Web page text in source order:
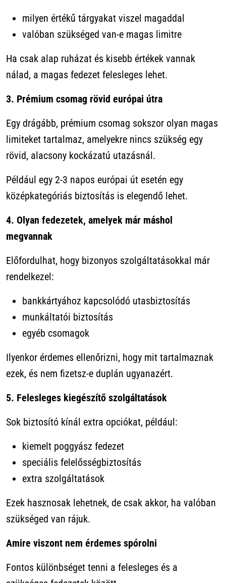
milyen értékű tárgyakat viszel magaddal
valóban szükséged van-e magas limitre
Ha csak alap ruházat és kisebb értékek vannak
nálad, a magas fedezet felesleges lehet.
3. Prémium csomag rövid európai útra
Egy drágább, prémium csomag sokszor olyan magas
limiteket tartalmaz, amelyekre nincs szükség egy
rövid, alacsony kockázatú utazásnál.
Például egy 2-3 napos európai út esetén egy
középkategóriás biztosítás is elegendő lehet.
4. Olyan fedezetek, amelyek már máshol
megvannak
Előfordulhat, hogy bizonyos szolgáltatásokkal már
rendelkezel:
bankkártyához kapcsolódó utasbiztosítás
munkáltatói biztosítás
egyéb csomagok
Ilyenkor érdemes ellenőrizni, hogy mit tartalmaznak
ezek, és nem fizetsz-e duplán ugyanazért.
5. Felesleges kiegészítő szolgáltatások
Sok biztosító kínál extra opciókat, például:
kiemelt poggyász fedezet
speciális felelősségbiztosítás
extra szolgáltatások
Ezek hasznosak lehetnek, de csak akkor, ha valóban
szükséged van rájuk.
Amire viszont nem érdemes spórolni
Fontos különbséget tenni a felesleges és a